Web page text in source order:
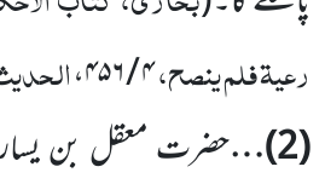
رعیۃ فلم ینصح،۴ / ۴۵۶،
(
2
)…حضرت معقل بن